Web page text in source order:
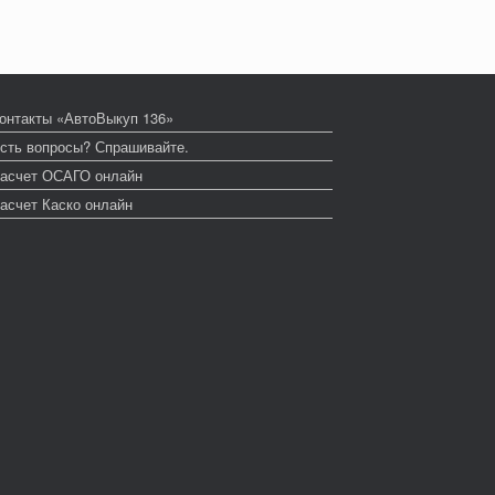
«АвтоВыкуп 136»
вопросы? Спрашивайте.
ОСАГО онлайн
Каско онлайн